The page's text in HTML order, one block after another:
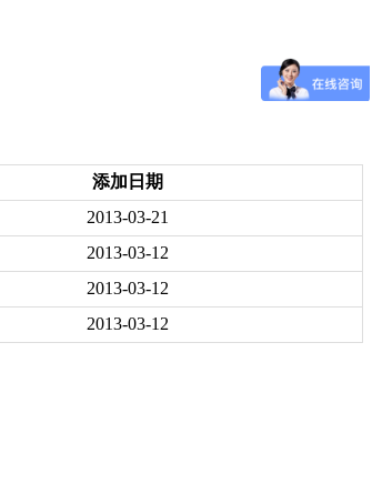
添加日期
2013-03-21
2013-03-12
2013-03-12
2013-03-12